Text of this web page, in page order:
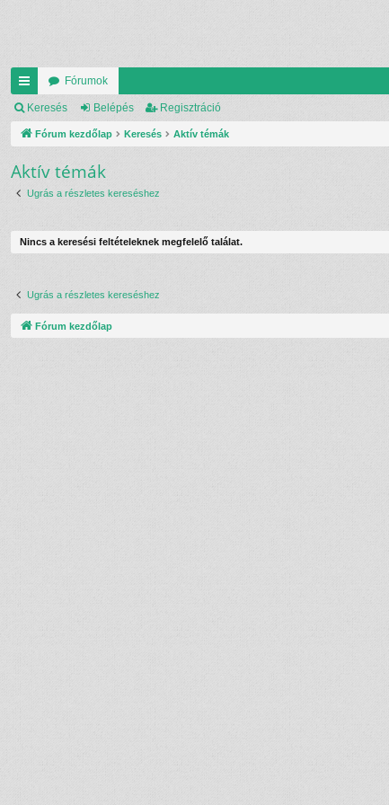
yo
rs
lin
ke
Fórumok
Keresés Belépés Regisztráció
Fórum kezdőlap Keresés Aktív témák
Aktív témák
Ugrás a részletes kereséshez
Nincs a keresési feltételeknek megfelelő találat.
Ugrás a részletes kereséshez
Fórum kezdőlap